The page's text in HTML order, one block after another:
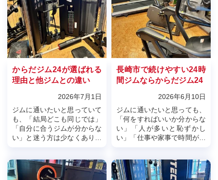
からだジム24が選ばれる
理由と他ジムとの違い
2026年7月1日
ジムに通いたいと思っていて
も、「結局どこも同じでは」
「自分に合うジムが分からな
い」と迷う方は少なくありま
感じて続かなかったという声
も多くあり...
長崎市で続けやすい24時
間ジムならからだジム24
2026年6月10日
ジムに通いたいと思っても、
「何をすればいいか分からな
い」「人が多いと恥ずかし
い」「仕事や家事で時間が合
と感じたことはありません
か。24時間...